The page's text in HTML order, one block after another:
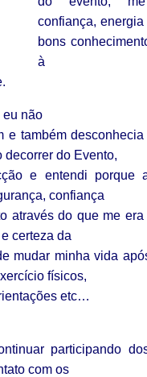
confiança,
bons
à
eu não
e também
decorrer do Evento,
e entendi porque
confiança
através do que me era
certeza da
mudar minha vida
físicos,
etc…
participando
com os